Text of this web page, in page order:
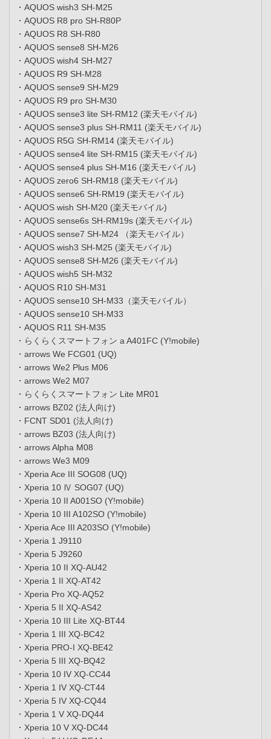
・AQUOS wish3 SH-M25
・AQUOS R8 pro SH-R80P
・AQUOS R8 SH-R80
・AQUOS sense8 SH-M26
・AQUOS wish4 SH-M27
・AQUOS R9 SH-M28
・AQUOS sense9 SH-M29
・AQUOS R9 pro SH-M30
・AQUOS sense3 lite SH-RM12 (楽天モバイル)
・AQUOS sense3 plus SH-RM11 (楽天モバイル)
・AQUOS R5G SH-RM14 (楽天モバイル)
・AQUOS sense4 lite SH-RM15 (楽天モバイル)
・AQUOS sense4 plus SH-M16 (楽天モバイル)
・AQUOS zero6 SH-RM18 (楽天モバイル)
・AQUOS sense6 SH-RM19 (楽天モバイル)
・AQUOS wish SH-M20 (楽天モバイル)
・AQUOS sense6s SH-RM19s (楽天モバイル)
・AQUOS sense7 SH-M24 （楽天モバイル）
・AQUOS wish3 SH-M25 (楽天モバイル)
・AQUOS sense8 SH-M26 (楽天モバイル)
・AQUOS wish5 SH-M32
・AQUOS R10 SH-M31
・AQUOS sense10 SH-M33（楽天モバイル）
・AQUOS sense10 SH-M33
・AQUOS R11 SH-M35
・らくらくスマートフォン a A401FC (Y!mobile)
・arrows We FCG01 (UQ)
・arrows We2 Plus M06
・arrows We2 M07
・らくらくスマートフォン Lite MR01
・arrows BZ02 (法人向け)
・FCNT SD01 (法人向け)
・arrows BZ03 (法人向け)
・arrows Alpha M08
・arrows We3 M09
・Xperia Ace III SOG08 (UQ)
・Xperia 10 Ⅳ SOG07 (UQ)
・Xperia 10 II A001SO (Y!mobile)
・Xperia 10 III A102SO (Y!mobile)
・Xperia Ace III A203SO (Y!mobile)
・Xperia 1 J9110
・Xperia 5 J9260
・Xperia 10 II XQ-AU42
・Xperia 1 II XQ-AT42
・Xperia Pro XQ-AQ52
・Xperia 5 II XQ-AS42
・Xperia 10 III Lite XQ-BT44
・Xperia 1 III XQ-BC42
・Xperia PRO-I XQ-BE42
・Xperia 5 III XQ-BQ42
・Xperia 10 IV XQ-CC44
・Xperia 1 IV XQ-CT44
・Xperia 5 IV XQ-CQ44
・Xperia 1 V XQ-DQ44
・Xperia 10 V XQ-DC44